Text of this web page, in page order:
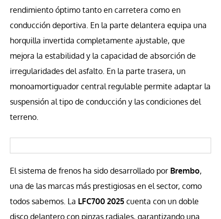
rendimiento óptimo tanto en carretera como en
conducción deportiva. En la parte delantera equipa una
horquilla invertida completamente ajustable, que
mejora la estabilidad y la capacidad de absorción de
irregularidades del asfalto. En la parte trasera, un
monoamortiguador central regulable permite adaptar la
suspensión al tipo de conducción y las condiciones del
terreno.
El sistema de frenos ha sido desarrollado por Brembo,
una de las marcas más prestigiosas en el sector, como
todos sabemos. La LFC700 2025 cuenta con un doble
disco delantero con pinzas radiales, garantizando una